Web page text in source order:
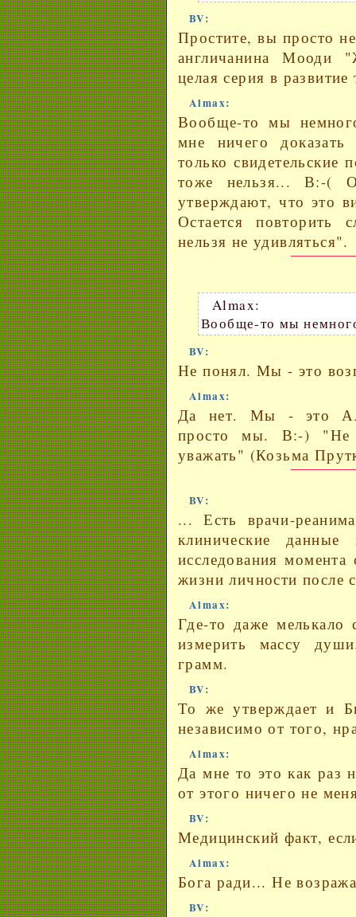
BV:
Простите, вы просто
англичанина Мооди
целая серия в
Almax:
Вообще-то мы
мне ничего
только свидетельские
тоже нельзя... В:-(
утверждают, что это
Остается
нельзя не удивляться".
Almax:
Вообще-то мы
BV:
Не понял. Мы - это
Almax:
Да нет. Мы - это
просто мы. В:-) "Не
уважать" (Козьма
BV:
... Есть врачи-
клинические данные
исследования
жизни личности после
Almax:
Где-то даже
измерить массу
грамм.
BV:
То же утверждает и
независимо от того,
Almax:
Да мне то это как раз
от этого ничего не
BV:
Медицинский факт,
Almax:
Бога ради... Не
BV: